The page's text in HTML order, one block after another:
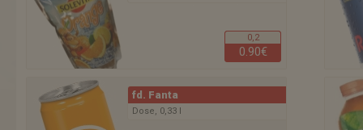
0,2
0.90€
fd. Fanta
Dose, 0,33 l